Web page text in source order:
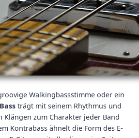
Walkingbassstimme oder ein
trägt mit seinem Rhythmus und
Klängen zum Charakter jeder Band
Kontrabass ähnelt die Form des E-